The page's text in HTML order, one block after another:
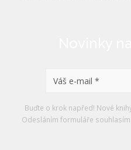
Buďte o krok napřed! Nové
Odesláním formuláře